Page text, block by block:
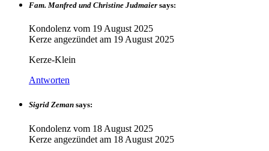
Fam. Manfred und Christine Judmaier says:
Kondolenz vom 19 August 2025
Kerze angezündet am 19 August 2025
Kerze-Klein
Antworten
Sigrid Zeman says:
Kondolenz vom 18 August 2025
Kerze angezündet am 18 August 2025